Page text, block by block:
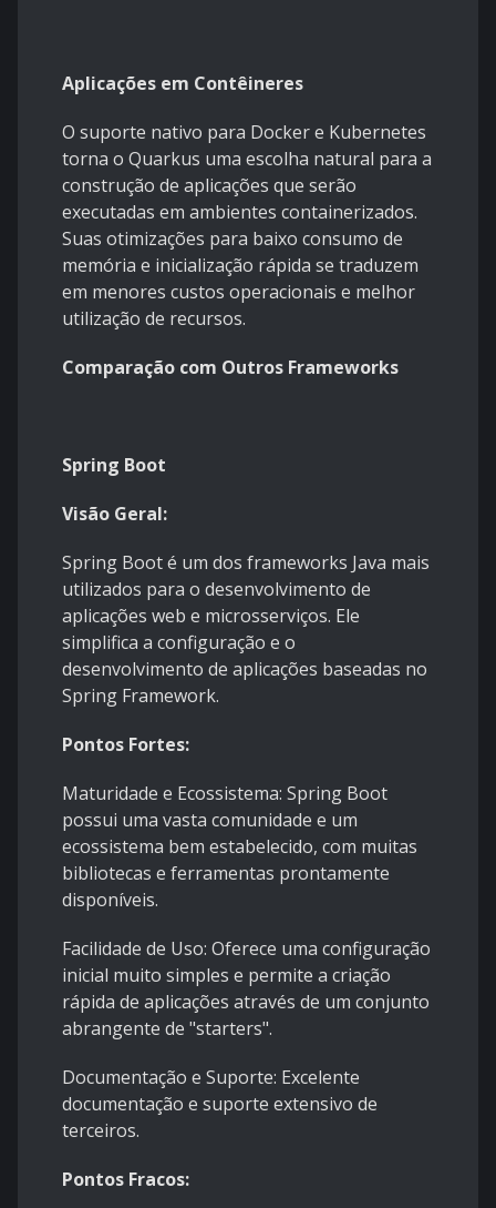
Aplicações em Contêineres
O suporte nativo para Docker e Kubernetes
torna o Quarkus uma escolha natural para a
construção de aplicações que serão
executadas em ambientes containerizados.
Suas otimizações para baixo consumo de
memória e inicialização rápida se traduzem
em menores custos operacionais e melhor
utilização de recursos.
Comparação com Outros Frameworks
Spring Boot
Visão Geral:
Spring Boot é um dos frameworks Java mais
utilizados para o desenvolvimento de
aplicações web e microsserviços. Ele
simplifica a configuração e o
desenvolvimento de aplicações baseadas no
Spring Framework.
Pontos Fortes:
Maturidade e Ecossistema: Spring Boot
possui uma vasta comunidade e um
ecossistema bem estabelecido, com muitas
bibliotecas e ferramentas prontamente
disponíveis.
Facilidade de Uso: Oferece uma configuração
inicial muito simples e permite a criação
rápida de aplicações através de um conjunto
abrangente de "starters".
Documentação e Suporte: Excelente
documentação e suporte extensivo de
terceiros.
Pontos Fracos: